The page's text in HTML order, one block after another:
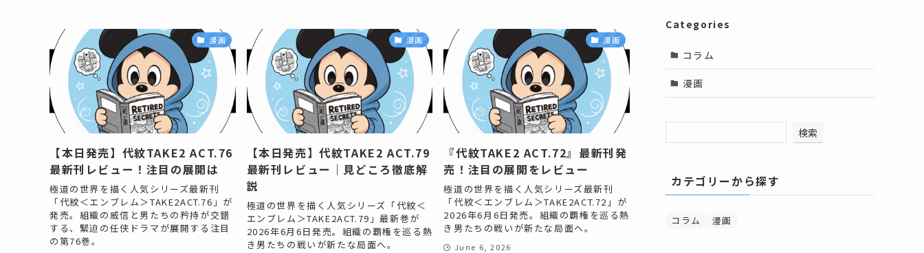
漫画
【本日発売】代紋TAKE2 ACT.76
最新刊レビュー！注目の展開は
極道の世界を描く人気シリーズ最新刊
「代紋＜エンブレム＞TAKE2ACT.76」が
発売。組織の威信と男たちの矜持が交錯
する、緊迫の任侠ドラマが展開する注目
の第76巻。
漫画
【本日発売】代紋TAKE2 ACT.79
最新刊レビュー｜見どころ徹底解
説
極道の世界を描く人気シリーズ「代紋＜
エンブレム＞TAKE2ACT.79」最新巻が
2026年6月6日発売。組織の覇権を巡る熱
き男たちの戦いが新たな局面へ。
漫画
『代紋TAKE2 ACT.72』最新刊発
売！注目の展開をレビュー
極道の世界を描く人気シリーズ最新刊
「代紋＜エンブレム＞TAKE2ACT.72」が
2026年6月6日発売。組織の覇権を巡る熱
き男たちの戦いが新たな局面へ。
June 6, 2026
Categories
コラム
漫画
検索
カテゴリーから探す
コラム 漫画